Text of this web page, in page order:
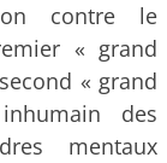
contre le
« grand
« grand
des
mentaux